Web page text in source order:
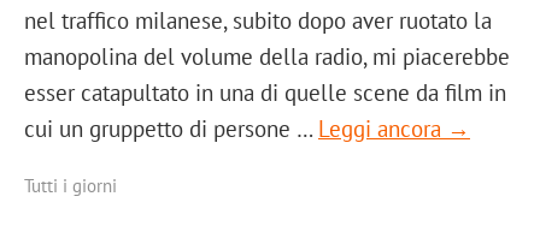
nel traffico milanese, subito dopo aver ruotato la
manopolina del volume della radio, mi piacerebbe
esser catapultato in una di quelle scene da film in
cui un gruppetto di persone … Leggi ancora →
Tutti i giorni